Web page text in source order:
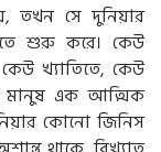
তখন সে দুনিয়ার
শুরু করে। কেউ
খ্যাতিতে, কেউ
মানুষ এক আত্মিক
কোনো জিনিস